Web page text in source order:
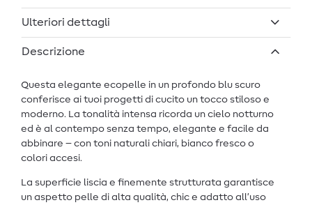
Ulteriori dettagli
Descrizione
Questa elegante ecopelle in un profondo blu scuro
conferisce ai tuoi progetti di cucito un tocco stiloso e
moderno. La tonalità intensa ricorda un cielo notturno
ed è al contempo senza tempo, elegante e facile da
abbinare – con toni naturali chiari, bianco fresco o
colori accesi.
La superficie liscia e finemente strutturata garantisce
un aspetto pelle di alta qualità, chic e adatto all’uso